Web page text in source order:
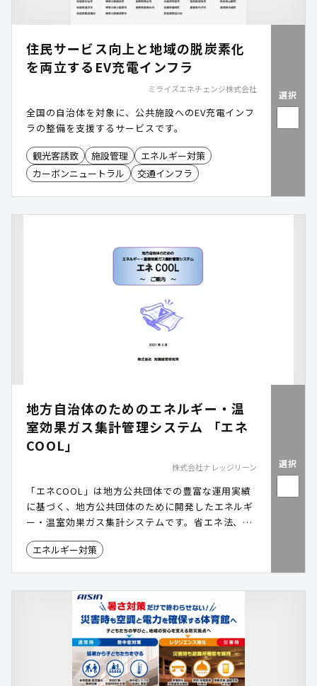
住民サービス向上と地域の脱炭素化
を両立するEV充電インフラ
ミライズエネチェンジ株式会社
全国の自治体を対象に、公共施設へのEV充電インフ
ラの整備を支援するサービスです。
観光客誘致 施設管理
エネルギー対策
カーボンニュートラル
交通インフラ
選択
地方自治体のためのエネルギー・温
室効果ガス集計管理システム 「エネ
COOL」
株式会社ナレッジリーン
「エネCOOL」は地方公共団体での豊富な運用実績
に基づく、地方公共団体のために開発したエネルギ
ー・温室効果ガス集計システムです。省エネ法、地
球温暖化対策実行計画やEMSの集計・報告と連携
し、煩わしい業務の簡素化・効率化が可能です。
エネルギー対策
選択